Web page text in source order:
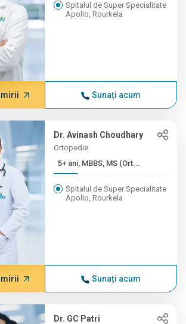
Spitalul de Super Specialitate
Apollo, Rourkela
Sunați acum
Dr. Avinash Choudhary
Ortopedie
5+ ani, MBBS, MS (Ort...
Spitalul de Super Specialitate
Apollo, Rourkela
Sunați acum
Dr. GC Patri